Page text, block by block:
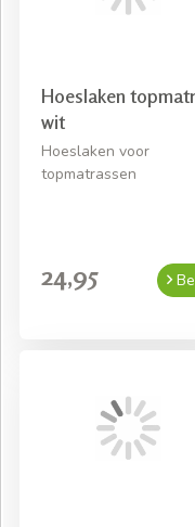
Hoeslaken
wit
Hoeslaken voor
topmatrassen
24,95